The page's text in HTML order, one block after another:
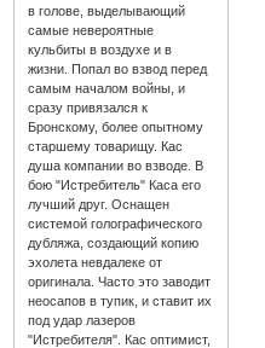
в голове, выделывающий
самые невероятные
кульбиты в воздухе и в
жизни. Попал во взвод перед
самым началом войны, и
сразу привязался к
Бронскому, более опытному
старшему товарищу. Кас
душа компании во взводе. В
бою "Истребитель" Каса его
лучший друг. Оснащен
системой голографического
дубляжа, создающий копию
эхолета невдалеке от
оригинала. Часто это заводит
неосапов в тупик, и ставит их
под удар лазеров
"Истребителя". Кас оптимист,